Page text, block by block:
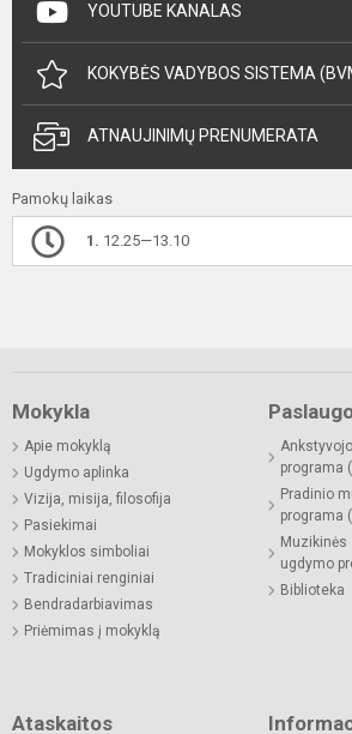
YOUTUBE KANALAS
KOKYBĖS VADYBOS SISTEMA
ATNAUJINIMŲ PRENUMERATA
Pamokų laikas
1. 12.25—13.10
Mokykla
Apie mokyklą
Ugdymo aplinka
Vizija, misija, filosofija
Pasiekimai
Mokyklos simboliai
Tradiciniai renginiai
Bendradarbiavimas
Priėmimas į mokyklą
programa
Pradinio
programa
ugdymo
Biblioteka
Ataskaitos